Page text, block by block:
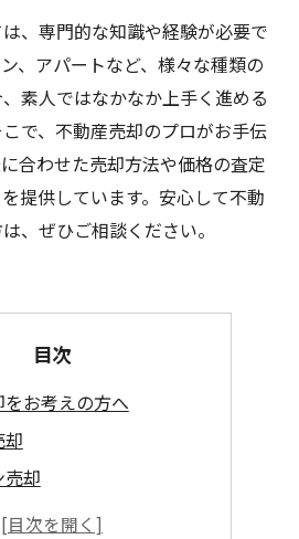
、専門的な知識や経験が必要で
、アパートなど、様々な種類の
素人ではなかなか上手く進める
で、不動産売却のプロがお手伝
合わせた売却方法や価格の査定
提供しています。安心して不動
、ぜひご相談ください。
目次
お考えの方へ
却
却